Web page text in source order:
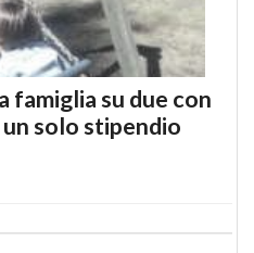
famiglia su due con
solo stipendio